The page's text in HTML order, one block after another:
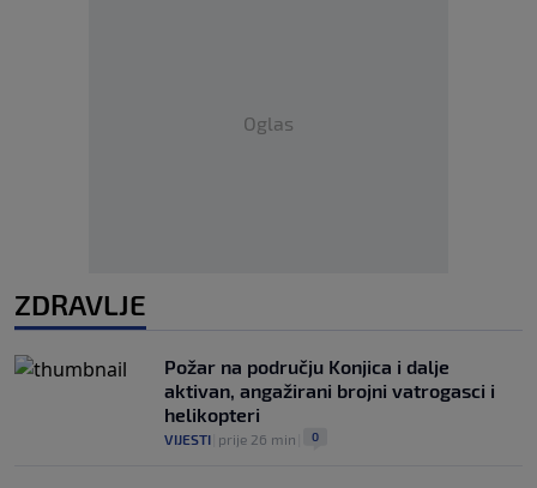
Oglas
ZDRAVLJE
Požar na području Konjica i dalje
aktivan, angažirani brojni vatrogasci i
helikopteri
VIJESTI prije 26 min 0